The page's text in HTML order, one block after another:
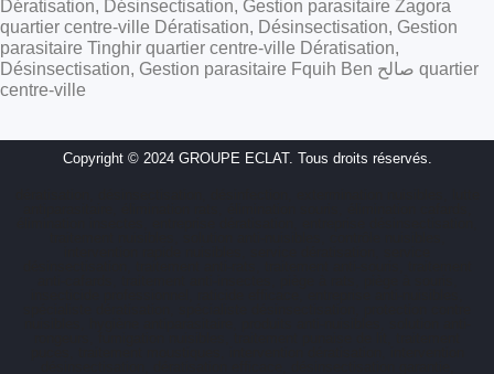
Dératisation, Désinsectisation, Gestion parasitaire Zagora
quartier centre-ville Dératisation, Désinsectisation, Gestion
parasitaire Tinghir quartier centre-ville Dératisation,
Désinsectisation, Gestion parasitaire Fquih Ben صالح quartier
centre-ville
Copyright © 2024 GROUPE ECLAT. Tous droits réservés.